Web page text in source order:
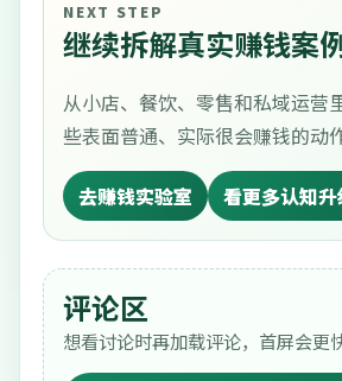
NEXT STEP
继续拆解真实赚钱案
从小店、餐饮、零售和私域运营
些表面普通、实际很会赚钱的动作
去赚钱实验室 看更多认知升
评论区
想看讨论时再加载评论，首屏会更